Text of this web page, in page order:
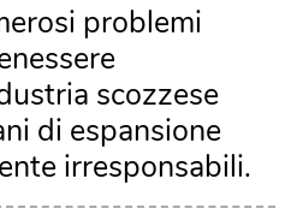
problemi
scozzese
di espansione
irresponsabili.